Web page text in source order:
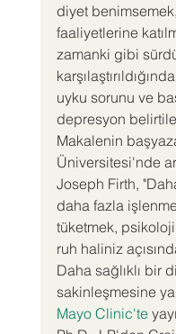
diyet
faaliyetlerine
zamanki gibi
uyku sorunu ve
depresyon
Makalenin
Üniversitesi'nde
Joseph Firth,
daha fazla
tüketmek,
ruh haliniz
Daha sağlıklı bir
sakinleşmesine
Mayo Clinic'te